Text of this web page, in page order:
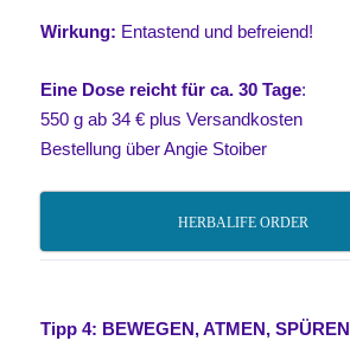
Wirkung: Entastend und befreiend!
Eine Dose reicht für ca. 30 Tage:
550 g ab 34 € plus Versandkosten
Bestellung über Angie Stoiber
HERBALIFE ORDER
Tipp 4: BEWEGEN, ATMEN, SPÜREN